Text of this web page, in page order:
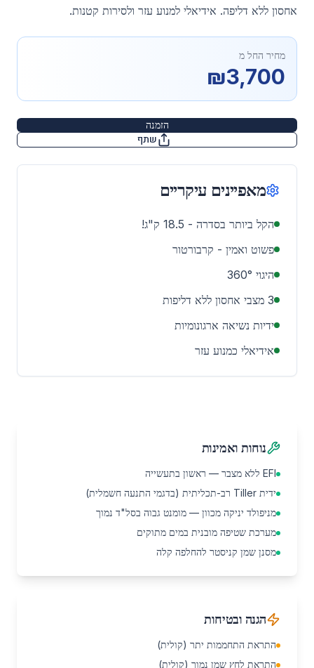
אחסון ללא דליפה. אידיאלי למנוע עזר ולסירות קטנות.
מחיר החל מ
₪3,700
הזמנה
שתף
מאפיינים עיקריים
הקל ביותר בסדרה - 18.5 ק"ג!
פשוט ואמין - קרבורטור
היגוי 360°
3 מצבי אחסון ללא דליפות
ידיות נשיאה ארגונומיות
אידיאלי כמנוע עזר
נוחות ואמינות
EFI ללא מצבר — ראשון בתעשייה
ידית Tiller רב-תכליתית (בדגמי התנעה חשמלית)
מניפולד יניקה מכוון — מומנט גבוה בסל"ד נמוך
מערכת שטיפה מובנית במים מתוקים
מסנן שמן קניסטר להחלפה קלה
הגנה ובטיחות
התראת התחממות יתר (קולית)
התראת לחץ שמן נמוך (קולית)